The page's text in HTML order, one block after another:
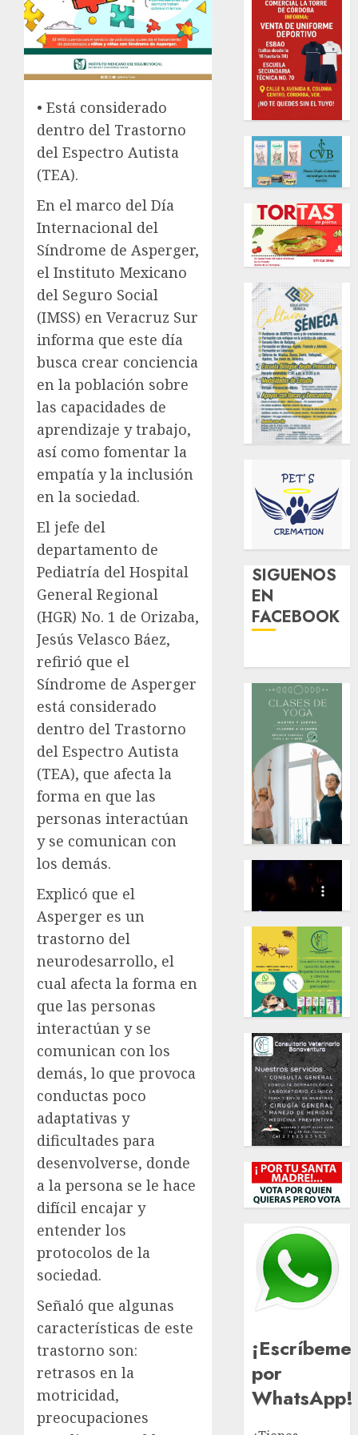
• Está considerado
dentro del Trastorno
del Espectro Autista
(TEA).
En el marco del Día
Internacional del
Síndrome de Asperger,
el Instituto Mexicano
del Seguro Social
(IMSS) en Veracruz Sur
informa que este día
busca crear conciencia
en la población sobre
las capacidades de
aprendizaje y trabajo,
así como fomentar la
empatía y la inclusión
en la sociedad.
El jefe del
departamento de
Pediatría del Hospital
General Regional
(HGR) No. 1 de Orizaba,
Jesús Velasco Báez,
refirió que el
Síndrome de Asperger
está considerado
dentro del Trastorno
del Espectro Autista
(TEA), que afecta la
forma en que las
personas interactúan
y se comunican con
los demás.
Explicó que el
Asperger es un
trastorno del
neurodesarrollo, el
cual afecta la forma en
que las personas
interactúan y se
comunican con los
demás, lo que provoca
conductas poco
adaptativas y
dificultades para
desenvolverse, donde
a la persona se le hace
difícil encajar y
entender los
protocolos de la
sociedad.
Señaló que algunas
características de este
trastorno son:
retrasos en la
motricidad,
preocupaciones
SIGUENOS
EN
FACEBOOK
¡Escríbeme
por
WhatsApp!